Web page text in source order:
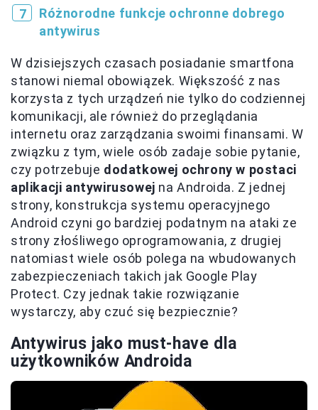
Różnorodne funkcje ochronne dobrego
antywirus
W dzisiejszych czasach posiadanie smartfona
stanowi niemal obowiązek. Większość z nas
korzysta z tych urządzeń nie tylko do codziennej
komunikacji, ale również do przeglądania
internetu oraz zarządzania swoimi finansami. W
związku z tym, wiele osób zadaje sobie pytanie,
czy potrzebuje dodatkowej ochrony w postaci
aplikacji antywirusowej na Androida. Z jednej
strony, konstrukcja systemu operacyjnego
Android czyni go bardziej podatnym na ataki ze
strony złośliwego oprogramowania, z drugiej
natomiast wiele osób polega na wbudowanych
zabezpieczeniach takich jak Google Play
Protect. Czy jednak takie rozwiązanie
wystarczy, aby czuć się bezpiecznie?
Antywirus jako must-have dla
użytkowników Androida